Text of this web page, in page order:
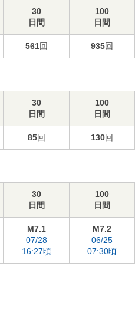
30
日間
100
日間
561回 935回
30
日間
100
日間
85回 130回
30
日間
100
日間
M7.1
07/28
16:27頃
M7.2
06/25
07:30頃